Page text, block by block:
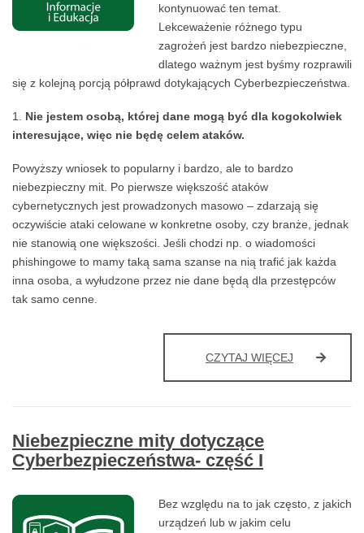
kontynuować ten temat.
Lekceważenie różnego typu
zagrożeń jest bardzo niebezpieczne,
dlatego ważnym jest byśmy rozprawili
się z kolejną porcją półprawd dotykających Cyberbezpieczeństwa.
Nie jestem osobą, której dane mogą być dla kogokolwiek
interesujące, więc nie będę celem ataków.
Powyższy wniosek to popularny i bardzo, ale to bardzo
niebezpieczny mit. Po pierwsze większość ataków
cybernetycznych jest prowadzonych masowo – zdarzają się
oczywiście ataki celowane w konkretne osoby, czy branże, jednak
nie stanowią one większości. Jeśli chodzi np. o wiadomości
phishingowe to mamy taką sama szanse na nią trafić jak każda
inna osoba, a wyłudzone przez nie dane będą dla przestępców
tak samo cenne.
CZYTAJ WIĘCEJ
Niebezpieczne mity dotyczące
Cyberbezpieczeństwa- część I
Bez względu na to jak często, z jakich
urządzeń lub w jakim celu